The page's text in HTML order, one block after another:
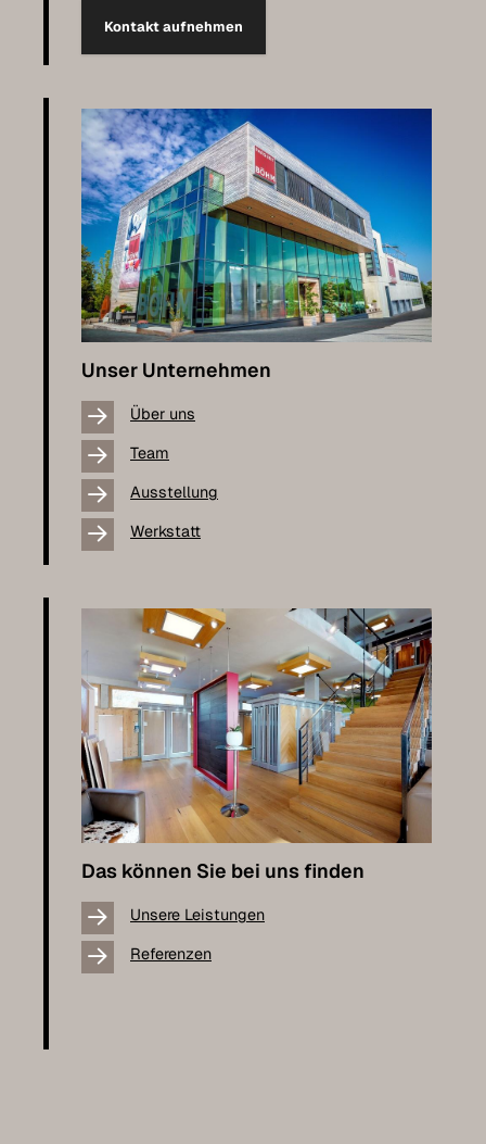
Kontakt aufnehmen
Unser Unternehmen
Über uns
Team
Ausstellung
Werkstatt
Das können Sie bei uns finden
Unsere Leistungen
Referenzen